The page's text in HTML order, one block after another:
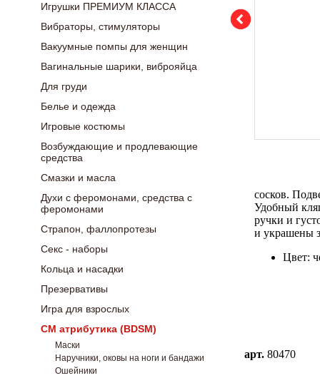
Игрушки ПРЕМИУМ КЛАССА
Вибраторы, стимуляторы
Вакуумные помпы для женщин
Вагинальные шарики, виброяйца
Для груди
Белье и одежда
Игровые костюмы
Возбуждающие и продлевающие
средства
Смазки и масла
Духи с феромонами, средства с
феромонами
Страпон, фаллопротезы
Секс - наборы
Кольца и насадки
Презервативы
Игра для взрослых
СМ атрибутика (BDSM)
Маски
Наручники, оковы на ноги и бандажи
Ошейники
сосков.
Удобный
ручки и
и украшены
Цвет:
арт. 80470